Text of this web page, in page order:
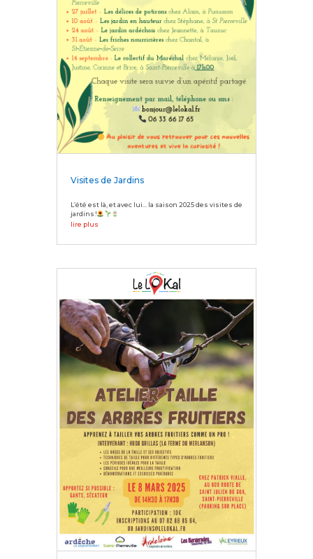
Visites de Jardins
L’été est là, et avec lui… la saison 2025 des visites de
jardins !
lire plus